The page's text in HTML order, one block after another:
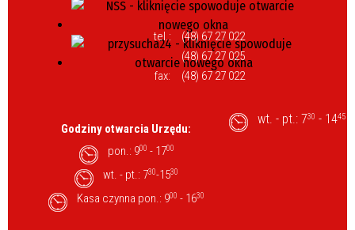
tel.:
(48) 67 27 022
(48) 67 27 025
fax:
(48) 67 27 022
Godziny otwarcia Urzędu:
pon.: 900 - 1700
wt. - pt.: 730-1530
Kasa czynna pon.: 900 - 1630
wt. - pt.: 730 - 1445